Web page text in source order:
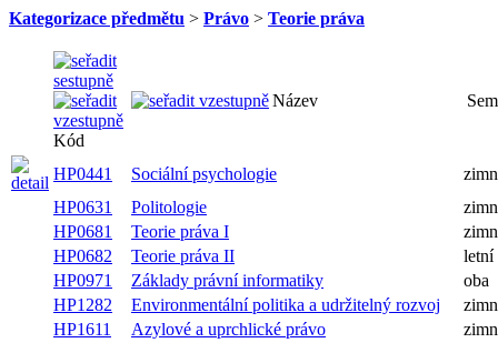
Kategorizace předmětu > Právo > Teorie práva
Kód
Název
HP0441 Sociální psychologie
HP0631
Politologie
HP0681
Teorie práva I
HP0682
Teorie práva II
letní
HP0971
Základy právní informatiky
oba
HP1282
Environmentální politika a udržitelný rozvoj
HP1611
Azylové a uprchlické právo